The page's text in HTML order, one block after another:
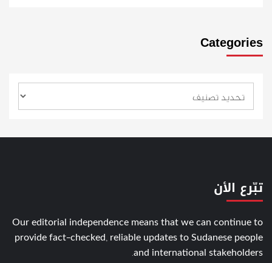
Categories
تبّرع الأن
Our editorial independence means that we can continue to
provide fact-checked, reliable updates to Sudanese people
and international stakeholders.